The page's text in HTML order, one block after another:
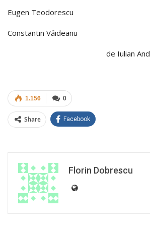
Eugen Teodorescu
Constantin Văideanu
de Iulian
0
1.156
Share Facebook
Florin Dobrescu